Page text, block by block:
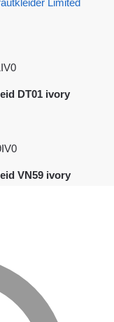
Limited
DT01 ivory
VN59 ivory